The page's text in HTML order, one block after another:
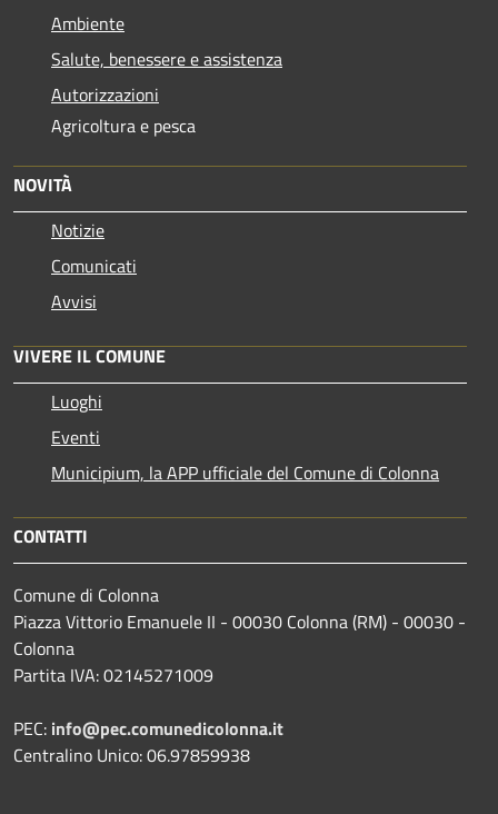
Ambiente
Salute, benessere e assistenza
Autorizzazioni
Agricoltura e pesca
NOVITÀ
Notizie
Comunicati
Avvisi
VIVERE IL COMUNE
Luoghi
Eventi
Municipium, la APP ufficiale del Comune di Colonna
CONTATTI
Comune di Colonna
Piazza Vittorio Emanuele II - 00030 Colonna (RM) - 00030 -
Colonna
Partita IVA: 02145271009
PEC: info@pec.comunedicolonna.it
Centralino Unico: 06.97859938